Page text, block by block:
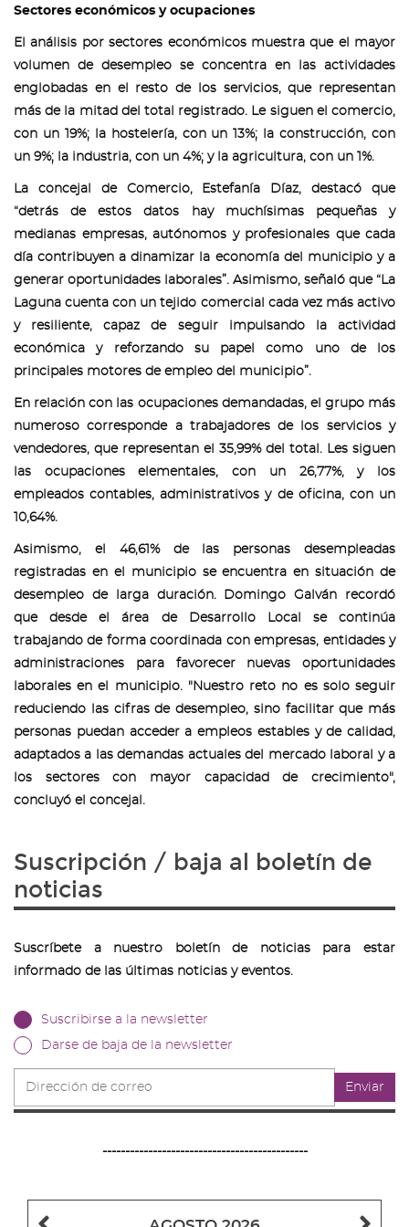
Sectores económicos y ocupaciones
El análisis por sectores económicos muestra que el mayor
volumen de desempleo se concentra en las actividades
englobadas en el resto de los servicios, que representan
más de la mitad del total registrado. Le siguen el comercio,
con un 19%; la hostelería, con un 13%; la construcción, con
un 9%; la industria, con un 4%; y la agricultura, con un 1%.
La concejal de Comercio, Estefanía Díaz, destacó que
“detrás de estos datos hay muchísimas pequeñas y
medianas empresas, autónomos y profesionales que cada
día contribuyen a dinamizar la economía del municipio y a
generar oportunidades laborales”. Asimismo, señaló que “La
Laguna cuenta con un tejido comercial cada vez más activo
y resiliente, capaz de seguir impulsando la actividad
económica y reforzando su papel como uno de los
principales motores de empleo del municipio”.
En relación con las ocupaciones demandadas, el grupo más
numeroso corresponde a trabajadores de los servicios y
vendedores, que representan el 35,99% del total. Les siguen
las ocupaciones elementales, con un 26,77%, y los
empleados contables, administrativos y de oficina, con un
10,64%.
Asimismo, el 46,61% de las personas desempleadas
registradas en el municipio se encuentra en situación de
desempleo de larga duración. Domingo Galván recordó
que desde el área de Desarrollo Local se continúa
trabajando de forma coordinada con empresas, entidades y
administraciones para favorecer nuevas oportunidades
laborales en el municipio. "Nuestro reto no es solo seguir
reduciendo las cifras de desempleo, sino facilitar que más
personas puedan acceder a empleos estables y de calidad,
adaptados a las demandas actuales del mercado laboral y a
los sectores con mayor capacidad de crecimiento",
concluyó el concejal.
Suscripción / baja al boletín de
noticias
Suscríbete a nuestro boletín de noticias para estar
informado de las últimas noticias y eventos.
Suscribirse a la newsletter
Darse de baja de la newsletter
de
correo
Enviar
---------------------------------------------